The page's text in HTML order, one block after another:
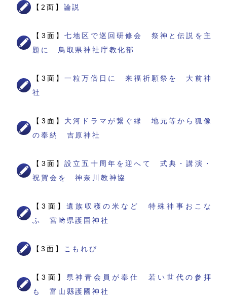
【2面】 論説
【3面】七地区で巡回研修会 祭神と伝説を主
題に 鳥取県神社庁教化部
【3面】一粒万倍日に 来福祈願祭を 大前神
社
【3面】 大河ドラマが繋ぐ縁 地元等から狐像
の奉納 吉原神社
【3面】設立五十周年を迎へて 式典・講演・
祝賀会を 神奈川教神協
【3面】 遺族収穫の米など 特殊神事おこな
ふ 宮﨑県護国神社
【3面】 こもれび
【3面】 県神青会員が奉仕 若い世代の参拝
も 富山縣護國神社